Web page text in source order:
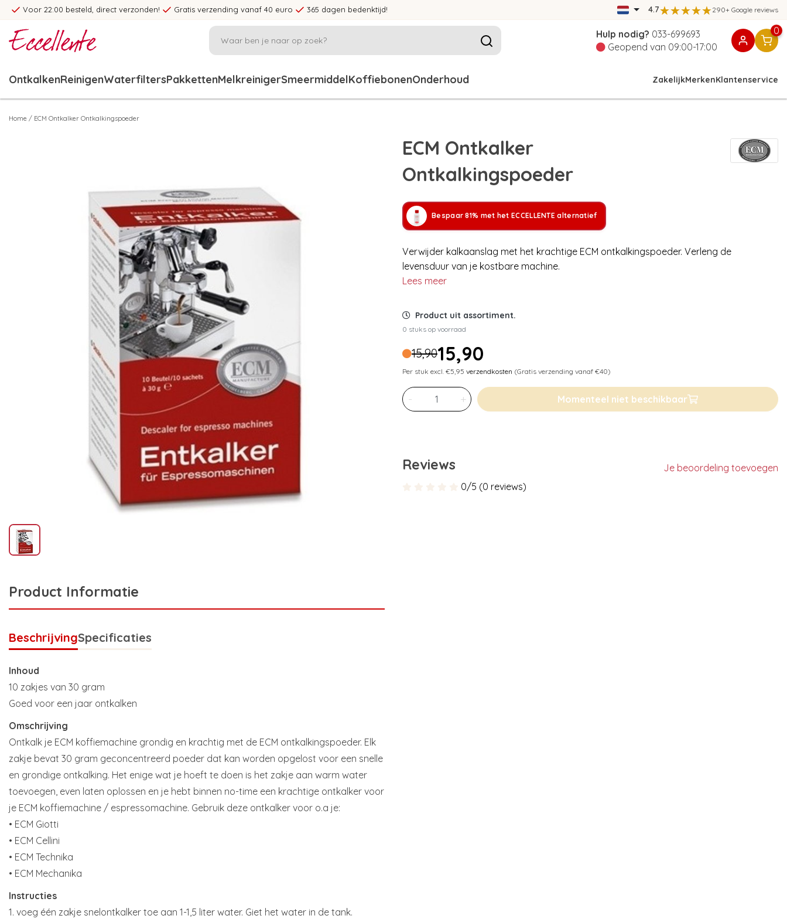
Voor 22:00 besteld, direct verzonden! Gratis verzending vanaf 40 euro 365 dagen bedenktijd! 4.7 290+ Google reviews
Hulp nodig? 033-699693
Geopend van 09:00-17:00
0
OntkalkenReinigenWaterfiltersPakkettenMelkreinigerSmeermiddelKoffiebonenOnderhoud ZakelijkMerkenKlantenservice
Home / ECM Ontkalker Ontkalkingspoeder
Product Informatie
BeschrijvingSpecificaties
Inhoud
10 zakjes van 30 gram
Goed voor een jaar ontkalken
Omschrijving
Ontkalk je ECM koffiemachine grondig en krachtig met de ECM ontkalkingspoeder. Elk
zakje bevat 30 gram geconcentreerd poeder dat kan worden opgelost voor een snelle
en grondige ontkalking. Het enige wat je hoeft te doen is het zakje aan warm water
toevoegen, even laten oplossen en je hebt binnen no-time een krachtige ontkalker voor
je ECM koffiemachine / espressomachine. Gebruik deze ontkalker voor o.a je:
• ECM Giotti
• ECM Cellini
• ECM Technika
• ECM Mechanika
Instructies
1. voeg één zakje snelontkalker toe aan 1-1,5 liter water. Giet het water in de tank.
ECM Ontkalker
Ontkalkingspoeder
Bespaar 81% met het ECCELLENTE alternatief
Verwijder kalkaanslag met het krachtige ECM ontkalkingspoeder. Verleng de
levensduur van je kostbare machine.
Lees meer
Product uit assortiment.
0 stuks op voorraad
15,9015,90
Per stuk excl. €5,95 verzendkosten (Gratis verzending vanaf €40)
- + Momenteel niet beschikbaar
Reviews
Je beoordeling toevoegen
0/5 (0 reviews)